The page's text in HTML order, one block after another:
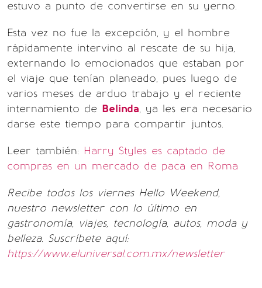
estuvo a punto de convertirse en su yerno.
Esta vez no fue la excepción, y el hombre
rápidamente intervino al rescate de su hija,
externando lo emocionados que estaban por
el viaje que tenían planeado, pues luego de
varios meses de arduo trabajo y el reciente
internamiento de Belinda, ya les era necesario
darse este tiempo para compartir juntos.
Leer también: Harry Styles es captado de
compras en un mercado de paca en Roma
Recibe todos los viernes Hello Weekend,
nuestro newsletter con lo último en
gastronomía, viajes, tecnología, autos, moda y
belleza. Suscríbete aquí:
https://www.eluniversal.com.mx/newsletter